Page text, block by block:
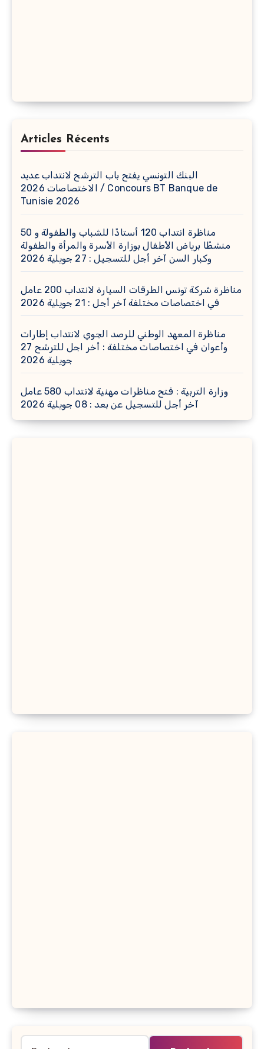
Articles Récents
البنك التونسي يفتح باب الترشح لانتداب عديد
الاختصاصات 2026 / Concours BT Banque de
Tunisie 2026
مناظرة انتداب 120 أستاذًا للشباب والطفولة و 50
منشطًا برياض الأطفال بوزارة الأسرة والمرأة والطفولة
وكبار السن آخر أجل للتسجيل : 27 جويلية 2026
مناظرة شركة تونس الطرقات السيارة لانتداب 200 عامل
في اختصاصات مختلفة آخر أجل : 21 جويلية 2026
مناظرة المعهد الوطني للرصد الجوي لانتداب إطارات
وأعوان في اختصاصات مختلفة : أخر اجل للترشح 27
جويلية 2026
وزارة التربية : فتح مناظرات مهنية لانتداب 580 عامل
آخر أجل للتسجيل عن بعد : 08 جويلية 2026